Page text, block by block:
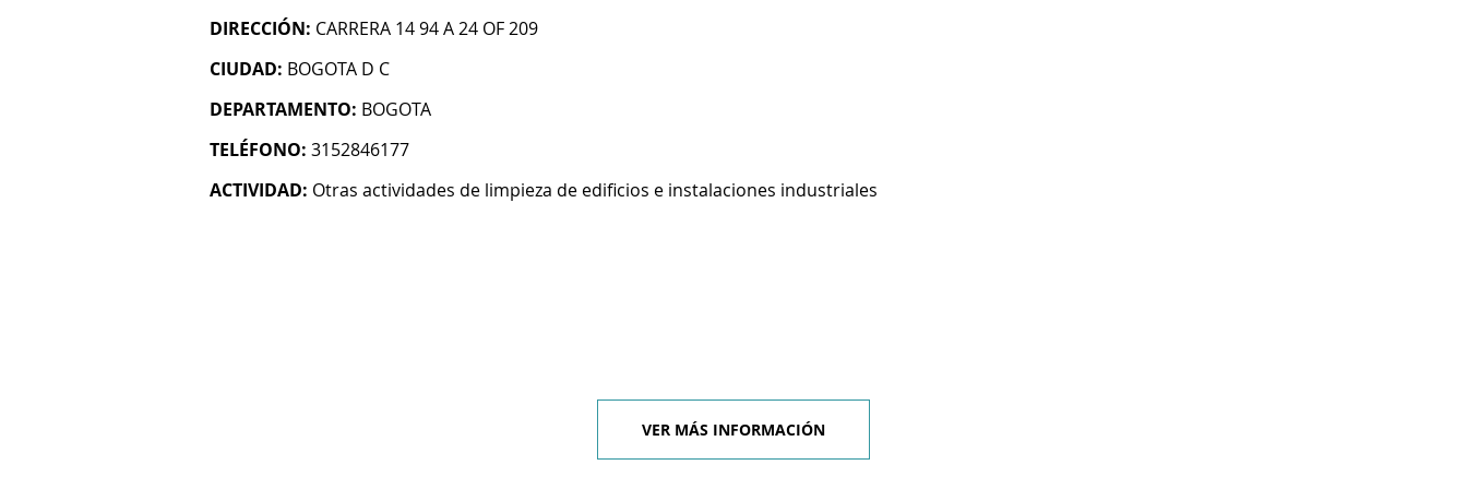
DIRECCIÓN: CARRERA 14 94 A 24 OF 209
CIUDAD: BOGOTA D C
DEPARTAMENTO: BOGOTA
TELÉFONO: 3152846177
ACTIVIDAD: Otras actividades de limpieza de edificios e instalaciones industriales
VER MÁS INFORMACIÓN